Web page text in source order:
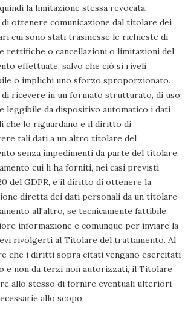
la limitazione stessa revocata;
ottenere comunicazione dal titolare dei
cui sono stati trasmesse le richieste di
rettifiche o cancellazioni o limitazioni del
effettuate, salvo che ciò si riveli
o implichi uno sforzo sproporzionato.
ricevere in un formato strutturato, di uso
leggibile da dispositivo automatico i dati
che lo riguardano e il diritto di
tali dati a un altro titolare del
senza impedimenti da parte del titolare
cui li ha forniti, nei casi previsti
del GDPR, e il diritto di ottenere la
diretta dei dati personali da un titolare
all'altro, se tecnicamente fattibile.
informazione e comunque per inviare la
rivolgerti al Titolare del trattamento. Al
che i diritti sopra citati vengano esercitati
e non da terzi non autorizzati, il Titolare
allo stesso di fornire eventuali ulteriori
allo scopo.